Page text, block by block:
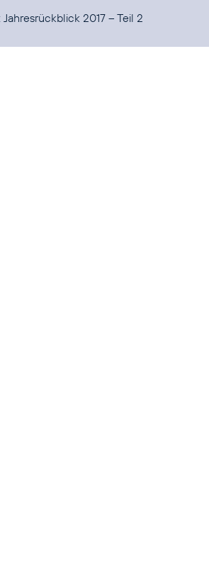
Jahresrückblick 2017 – Teil 2